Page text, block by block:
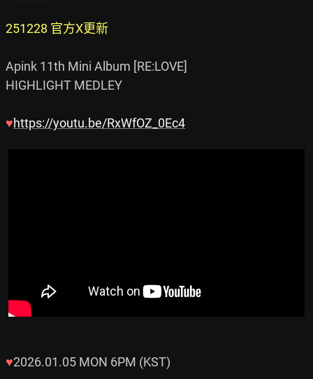
251228 官方X更新
Apink 11th Mini Album [RE:LOVE]
HIGHLIGHT MEDLEY
♥https://youtu.be/RxWfOZ_0Ec4
♥2026.01.05 MON 6PM (KST)